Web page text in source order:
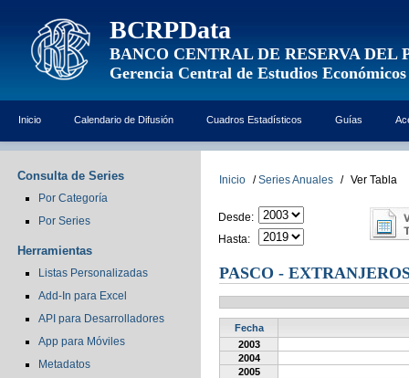
BCRPData
BANCO CENTRAL DE RESERVA DEL
Gerencia Central de Estudios Económicos
Inicio Calendario de Difusión Cuadros Estadísticos Guías
Consulta de Series
Por Categoría
Por Series
Herramientas
Listas Personalizadas
Add-In para Excel
API para Desarrolladores
App para Móviles
Metadatos
Inicio / Series Anuales / Ver Tabla
Desde:
Hasta:
PASCO -
Fecha
2003
2004
2005